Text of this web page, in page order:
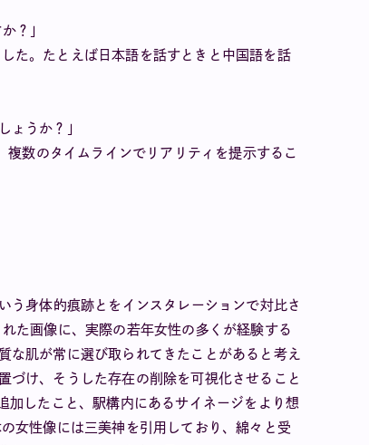
？」
た。たとえば日本語を話すときと中国語を話
ょうか？」
数のタイムラインでリアリティを提示するこ
う身体的痕跡とをインスタレーションで対比さ
た画像に、実際の若年女性の多くが経験する
な肌が常に選び取られてきたことがあると考え
づけ、そうした存在の削除を可視化させること
加したこと、駅構内にあるサイネージをより想
女性像には三美神を引用しており、綿々と受